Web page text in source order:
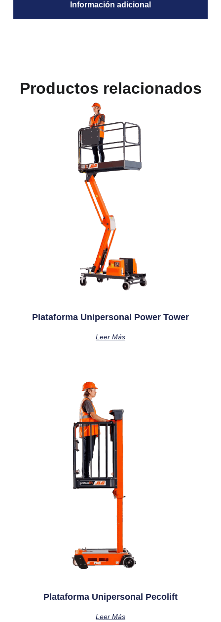
Información adicional
Productos relacionados
Plataforma Unipersonal Power Tower
Leer Más
Plataforma Unipersonal Pecolift
Leer Más